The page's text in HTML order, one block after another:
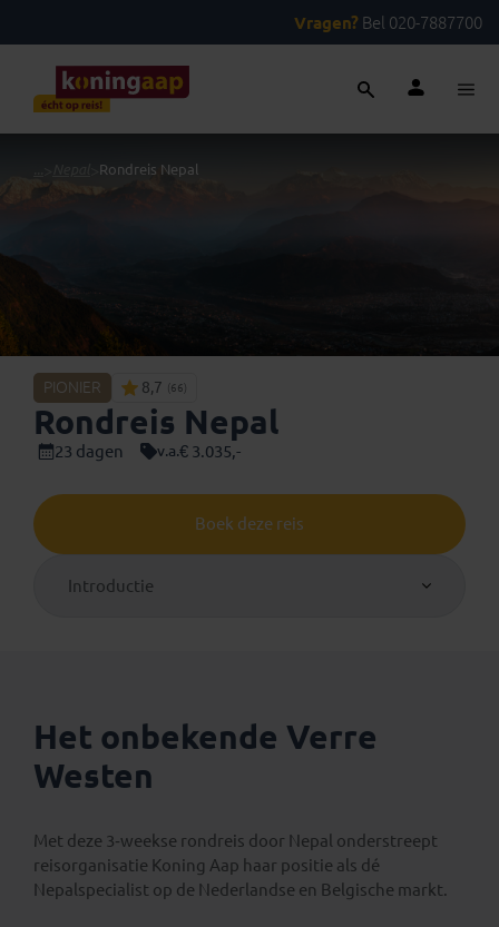
Vragen? Bel 020-7887700
Rondreis Nepal
PIONIER 8,7 (66)
Rondreis Nepal
23 dagen v.a.€ 3.035,-
Boek deze reis
Introductie
Het onbekende Verre
Westen
Met deze 3‑weekse rondreis door Nepal onderstreept
reisorganisatie Koning Aap haar positie als dé
Nepalspecialist op de Nederlandse en Belgische markt.